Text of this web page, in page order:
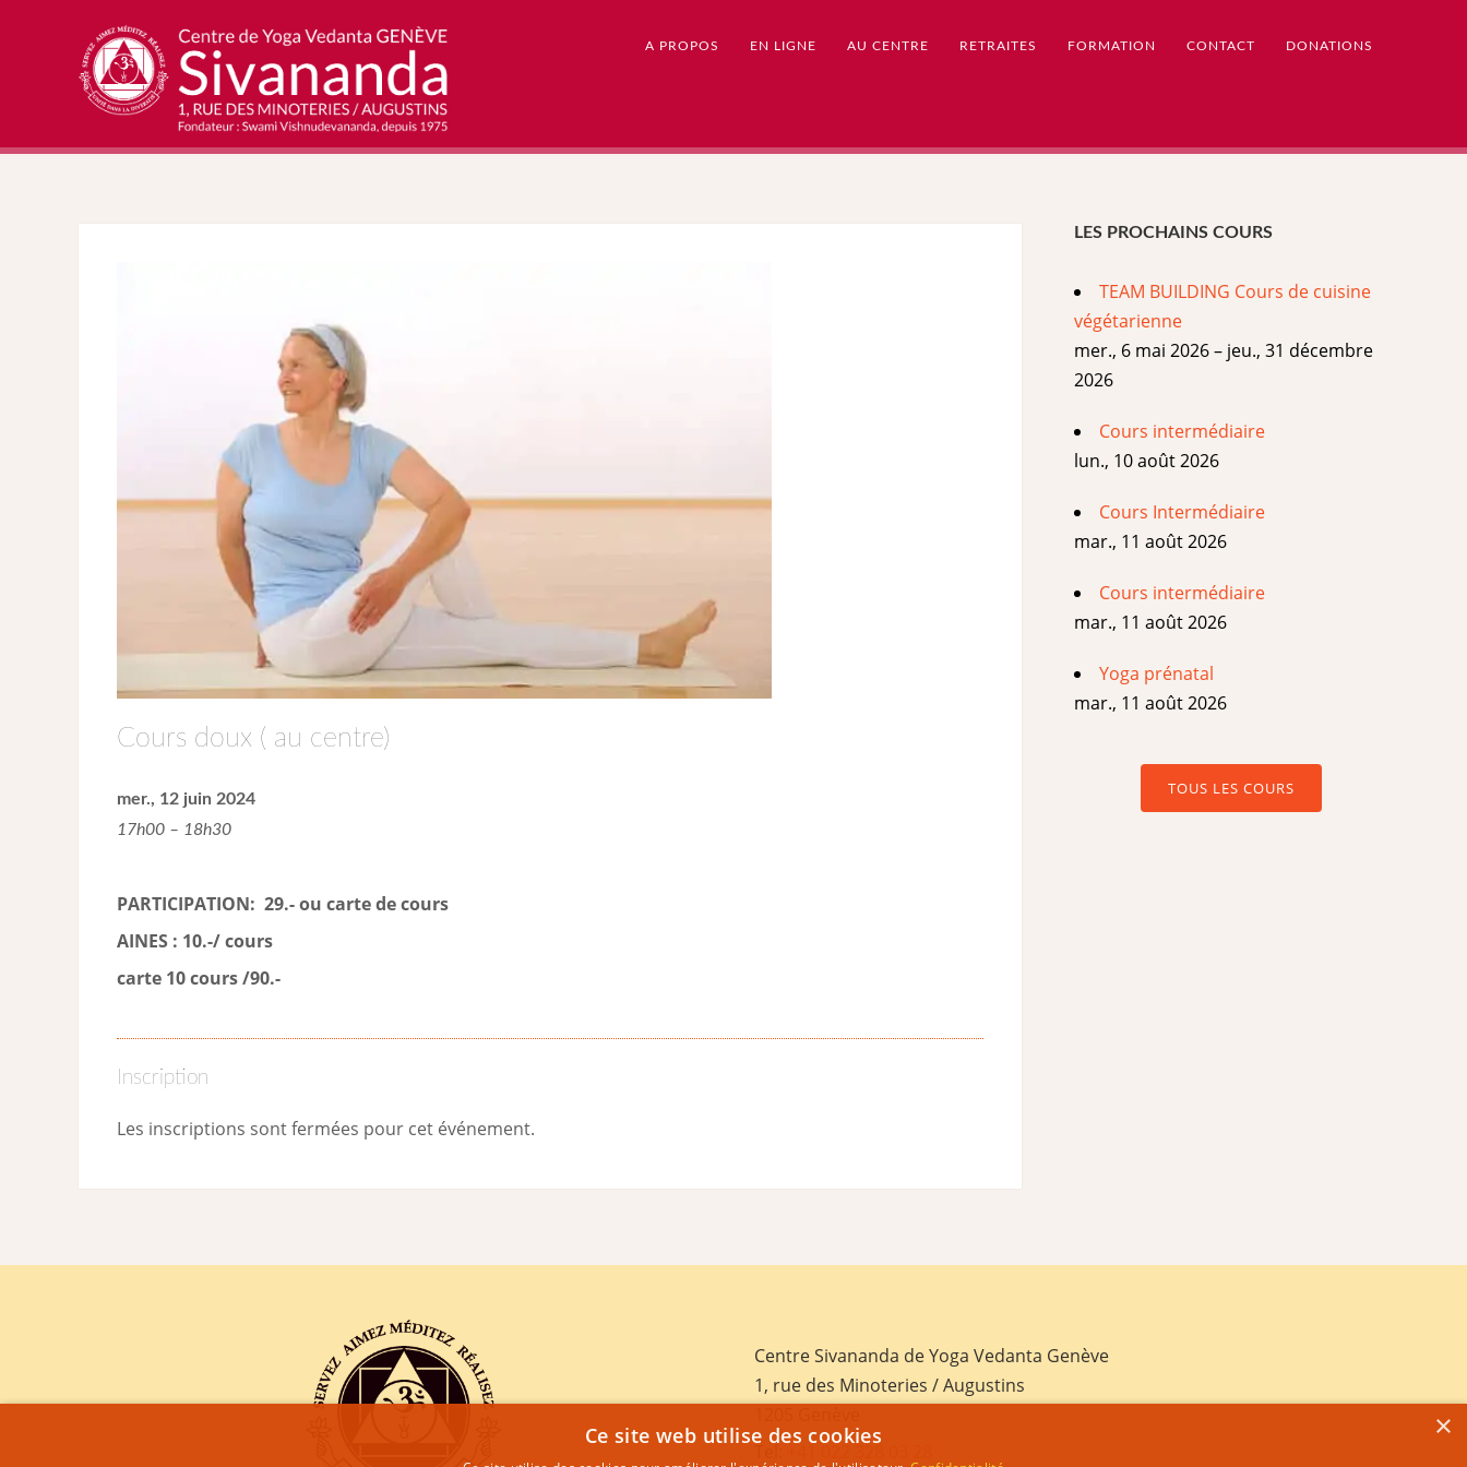
A PROPOS EN LIGNE AU CENTRE RETRAITES FORMATION CONTACT DONATIONS
Cours doux ( au centre)
mer., 12 juin 2024
17h00 – 18h30
PARTICIPATION: 29.- ou carte de cours
AINES : 10.-/ cours
carte 10 cours /90.-
Inscription
Les inscriptions sont fermées pour cet événement.
LES PROCHAINS COURS
TEAM BUILDING Cours de cuisine
végétarienne
mer., 6 mai 2026 – jeu., 31 décembre
2026
Cours intermédiaire
lun., 10 août 2026
Cours Intermédiaire
mar., 11 août 2026
Cours intermédiaire
mar., 11 août 2026
Yoga prénatal
mar., 11 août 2026
TOUS LES COURS
Centre Sivananda de Yoga Vedanta Genève
1, rue des Minoteries / Augustins
×
Ce site web utilise des cookies